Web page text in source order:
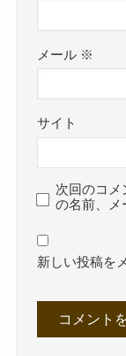
メール ※
サイト
次回のコメ
の名前、メ
新しい投稿を